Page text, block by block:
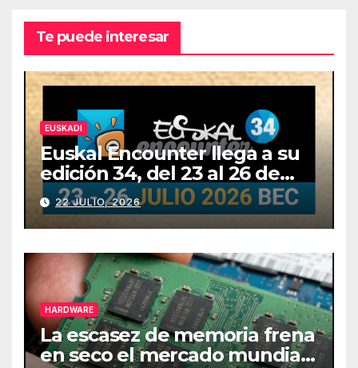
Te puede interesar
EUSKADI
Euskal Encounter llega a su
edición 34, del 23 al 26 de
julio
22 JULIO, 2026
HARDWARE
La escasez de memoria frena
en seco el mercado mundial